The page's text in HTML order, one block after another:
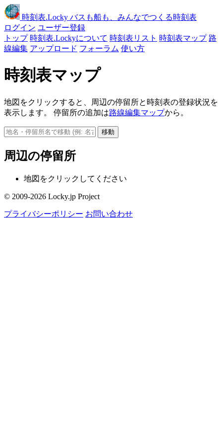
時刻表.Locky バスも船も、みんなでつくる時刻表
ログイン ユーザー登録
トップ 時刻表.Lockyについて 時刻表リスト 時刻表マップ 路
線編集 アップロード フォーラム 使い方
時刻表マップ
地図をクリックすると、周辺の停留所と時刻表の登録状況を
表示します。 停留所の追加は路線編集マップから。
移動
周辺の停留所
地図をクリックしてください
© 2009-2026 Locky.jp Project
プライバシーポリシー お問い合わせ